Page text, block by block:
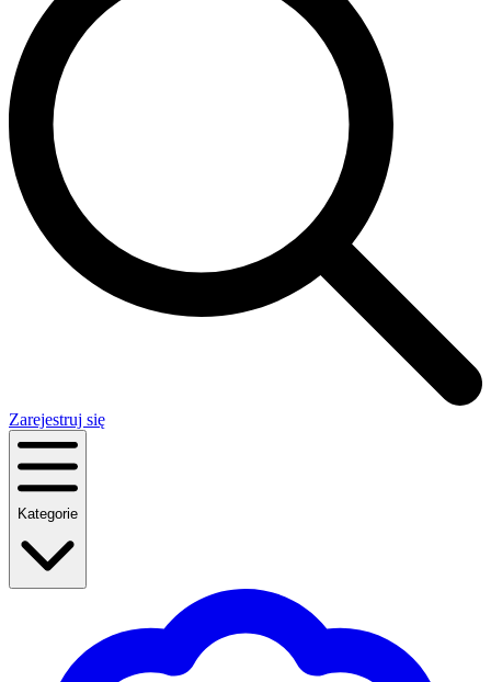
Zarejestruj się
Kategorie